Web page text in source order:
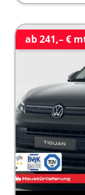
ab 241,– €